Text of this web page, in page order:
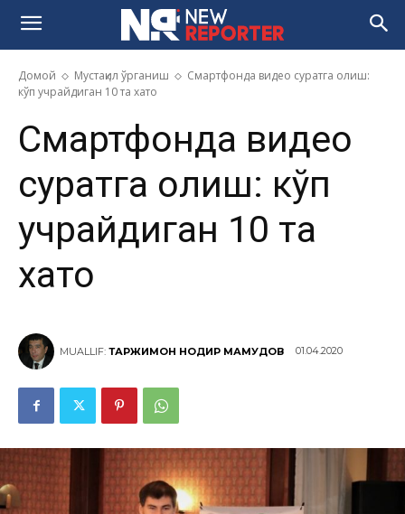
Домой Мустақил ўрганиш
Смартфонда видео суратга олиш:
кўп учрайдиган 10 та хато
Смартфонда видео
суратга олиш: кўп
учрайдиган 10 та
хато
MUALLIF: ТАРЖИМОН НОДИР МАҲМУДОВ 01.04.2020